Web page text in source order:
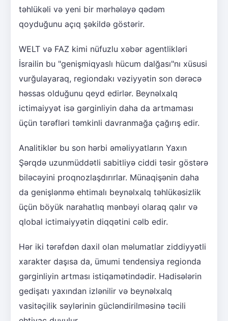
təhlükəli və yeni bir mərhələyə qədəm
qoyduğunu açıq şəkildə göstərir.
WELT və FAZ kimi nüfuzlu xəbər agentlikləri
İsrailin bu "genişmiqyaslı hücum dalğası"nı xüsusi
vurğulayaraq, regiondakı vəziyyətin son dərəcə
həssas olduğunu qeyd edirlər. Beynəlxalq
ictimaiyyət isə gərginliyin daha da artmaması
üçün tərəfləri təmkinli davranmağa çağırış edir.
Analitiklər bu son hərbi əməliyyatların Yaxın
Şərqdə uzunmüddətli sabitliyə ciddi təsir göstərə
biləcəyini proqnozlaşdırırlar. Münaqişənin daha
da genişlənmə ehtimalı beynəlxalq təhlükəsizlik
üçün böyük narahatlıq mənbəyi olaraq qalır və
qlobal ictimaiyyətin diqqətini cəlb edir.
Hər iki tərəfdən daxil olan məlumatlar ziddiyyətli
xarakter daşısa da, ümumi tendensiya regionda
gərginliyin artması istiqamətindədir. Hadisələrin
gedişatı yaxından izlənilir və beynəlxalq
vasitəçilik səylərinin gücləndirilməsinə təcili